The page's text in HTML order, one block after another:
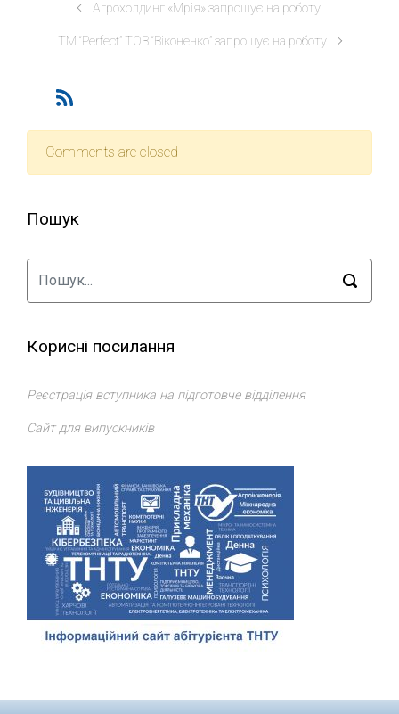
Агрохолдинг «Мрія» запрошує на роботу
TM “Perfect” ТОВ “Віконенко” запрошує на роботу
Comments are closed
Пошук
Корисні посилання
Реєстрація вступника на підготовче відділення
Сайт для випускників